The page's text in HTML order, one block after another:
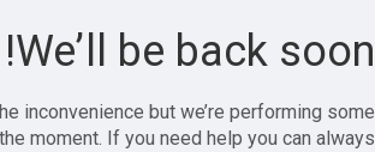
We’ll be back soon!
inconvenience but we’re performing some
moment. If you need help you can always